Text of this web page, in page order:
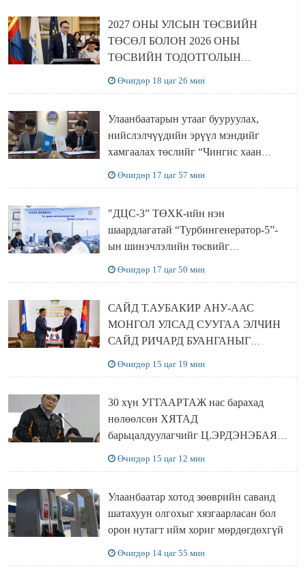
2027 ОНЫ УЛСЫН ТӨСВИЙН
ТӨСӨЛ БОЛОН 2026 ОНЫ
ТӨСВИЙН ТОДОТГОЛЫН
Өчигдөр 18 цаг 26 мин
Улаанбаатарын утааг бууруулах,
нийслэлчүүдийн эрүүл мэндийг
хамгаалах төслийг “Чингис хаан
Өчигдөр 17 цаг 57 мин
"ДЦС-3” ТӨХК-ийн нэн
шаардлагатай “Турбингенератор-5”-
ын шинэчлэлийн төсвийг
Өчигдөр 17 цаг 50 мин
САЙД Т.АУБАКИР АНУ-ААС
МОНГОЛ УЛСАД СУУГАА ЭЛЧИН
САЙД РИЧАРД БУАНГАНЫГ
Өчигдөр 15 цаг 19 мин
30 хүн УГГААРТАЖ нас барахад
нөлөөлсөн ХЯТАД
барьцалдуулагчийг Ц.ЭРДЭНЭБАЯР
Өчигдөр 15 цаг 12 мин
Улаанбаатар хотод зөөврийн саванд
шатахуун олгохыг хязгаарласан бол
орон нутагт ийм хориг мөрдөгдөхгүй
Өчигдөр 14 цаг 55 мин